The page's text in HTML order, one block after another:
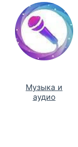
Музыка и
аудио